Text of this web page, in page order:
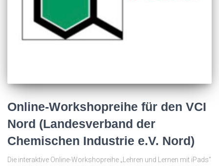
Online-Workshopreihe für den VCI
Nord (Landesverband der
Chemischen Industrie e.V. Nord)
Die interaktive Online-Workshopreihe „Lehren und Lernen mit iPads“